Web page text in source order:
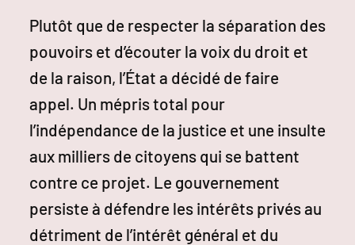
Plutôt que de respecter la séparation des
pouvoirs et d’écouter la voix du droit et
de la raison, l’État a décidé de faire
appel. Un mépris total pour
l’indépendance de la justice et une insulte
aux milliers de citoyens qui se battent
contre ce projet. Le gouvernement
persiste à défendre les intérêts privés au
détriment de l’intérêt général et du